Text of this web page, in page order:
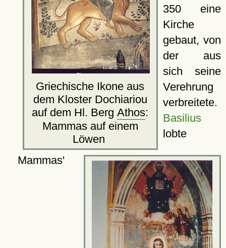
Griechische Ikone aus
dem Kloster Dochiariou
auf dem Hl. BergAthos:
Mammas auf einem
Löwen
350 eine
Kirche
gebaut, von
der aus
sich seine
Verehrung
verbreitete.
Basilius
lobte
Mammas'